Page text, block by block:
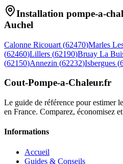
Installation pompe-a-
Auchel
Calonne Ricouart (62470)Marles
(62460)Lillers (62190)Bruay La
(62150)Annezin (62232)Isbergues (
Cout-Pompe-a-Chaleur.fr
Le guide de référence pour estimer
en France. Comparez, économisez
Informations
Accueil
Guides & Conseils